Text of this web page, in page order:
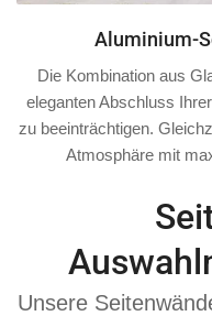
Aluminium-
Die Kombination aus
eleganten Abschluss
zu beeinträchtigen.
Atmosphäre mit
Unsere